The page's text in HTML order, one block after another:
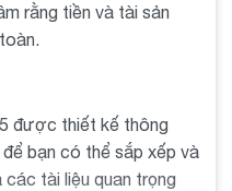
rằng tiền và tài sản
được thiết kế thông
để bạn có thể sắp xếp và
tài liệu quan trọng